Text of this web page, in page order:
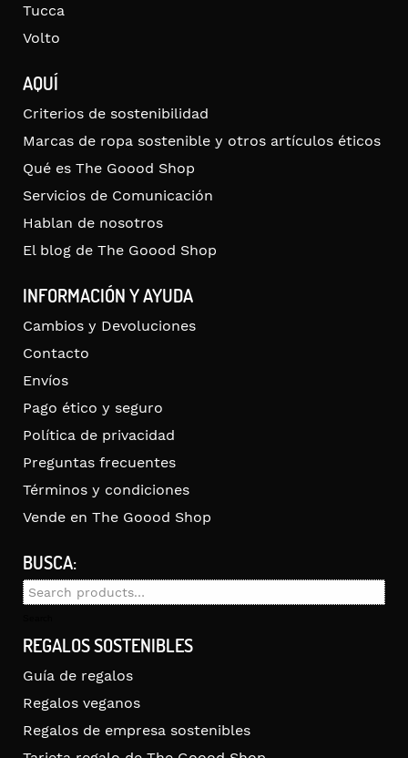
Tucca
Volto
AQUÍ
Criterios de sostenibilidad
Marcas de ropa sostenible y otros artículos éticos
Qué es The Goood Shop
Servicios de Comunicación
Hablan de nosotros
El blog de The Goood Shop
INFORMACIÓN Y AYUDA
Cambios y Devoluciones
Contacto
Envíos
Pago ético y seguro
Política de privacidad
Preguntas frecuentes
Términos y condiciones
Vende en The Goood Shop
BUSCA:
Search
REGALOS SOSTENIBLES
Guía de regalos
Regalos veganos
Regalos de empresa sostenibles